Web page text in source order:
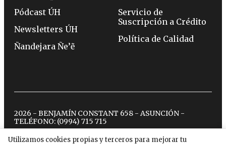
Utilizamos cookies propias y terceros para mejorar tu
Pódcast ÚH
Newsletters ÚH
Ñandejara Ñe’ẽ
Servicio de
Suscripción a Crédito
Política de Calidad
2026 - BENJAMÍN CONSTANT 658 - ASUNCIÓN -
TELÉFONO: (0994) 715 715